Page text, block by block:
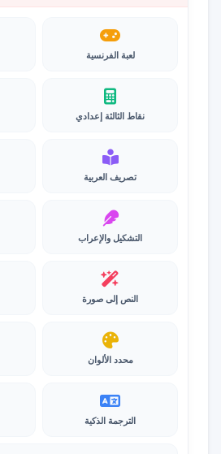
لعبة الفرنسية
نقاط الثالثة إعدادي
تصريف العربية
التشكيل والإعراب
النص إلى صورة
محدد الألوان
الترجمة الذكية